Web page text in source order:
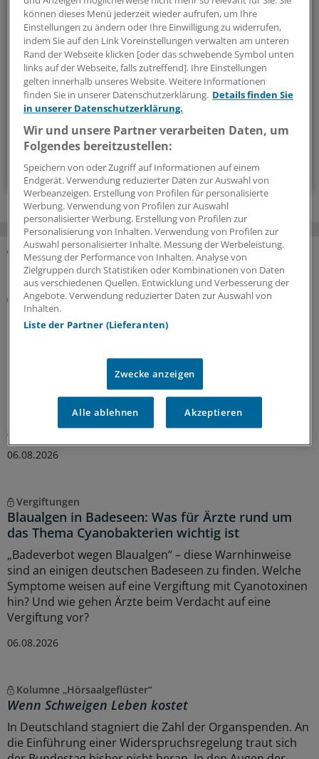
Menschen & Leben
Außergewöhnliche Menschen, beeindruckende
Persönlichkeiten und Kolleginnen und Kollegen, die etwas
Neues wagen: In diesem Newsletter erzählen wir
Geschichten aus dem (Arbeits-)Leben.
vier Mal im Jahr (Mittwoch)
Zum Abonnieren bitte anmelden
MEHR ZUM THEMA
Folgen der Klimakrise
Besserer Schutz vor Hitzewellen:
Gesundheitsorganisationen veröffentlichen
Mehr Umsetzung, bessere Prävention und Schutz für
Risikogruppen – in einer Europa-Erklärung fordern über
80 Gesundheitsorganisationen, dass aus
Hitzeschutzplänen endlich Handlungen folgen und
geben konkrete Tipps.
06.08.2026
Vergiftungen
Blaualgen in Badeseen: Was für Ärzte rund um
das Thema Cyanobakterien wichtig ist
„Badeverbot wegen Blaualgen“ – diese Warnhinweise
sind an einigen deutschen Badeseen zu finden. Welche
Symptome weisen auf eine Vergiftung mit Cyanotoxinen
hin? Und wie gehen Ärzte beim Verdacht auf eine
Vergiftung vor?
06.08.2026
Kolumne „Hörsaalgeflüster“
Wenn Schweigen Leben kostet
In Deutschland stagniert die Zahl der Organspenden. An
die Einführung einer Widerspruchsregelung traut sich
können dieses Menü jederzeit wieder aufrufen, um Ihre
Einstellungen zu ändern oder Ihre Einwilligung zu widerrufen,
indem Sie auf den Link Voreinstellungen verwalten am unteren
Rand der Webseite klicken [oder das schwebende Symbol unten
links auf der Webseite, falls zutreffend]. Ihre Einstellungen
gelten innerhalb unseres Website. Weitere Informationen
finden Sie in unserer Datenschutzerklärung. Details finden Sie
in unserer Datenschutzerklärung.
Wir und unsere Partner verarbeiten Daten, um
Folgendes bereitzustellen:
Speichern von oder Zugriff auf Informationen auf einem
Endgerät. Verwendung reduzierter Daten zur Auswahl von
Werbeanzeigen. Erstellung von Profilen für personalisierte
Werbung. Verwendung von Profilen zur Auswahl
personalisierter Werbung. Erstellung von Profilen zur
Personalisierung von Inhalten. Verwendung von Profilen zur
Auswahl personalisierter Inhalte. Messung der Werbeleistung.
Messung der Performance von Inhalten. Analyse von
Zielgruppen durch Statistiken oder Kombinationen von Daten
aus verschiedenen Quellen. Entwicklung und Verbesserung der
Angebote. Verwendung reduzierter Daten zur Auswahl von
Inhalten.
Liste der Partner (Lieferanten)
Zwecke anzeigen
Alle ablehnen Akzeptieren